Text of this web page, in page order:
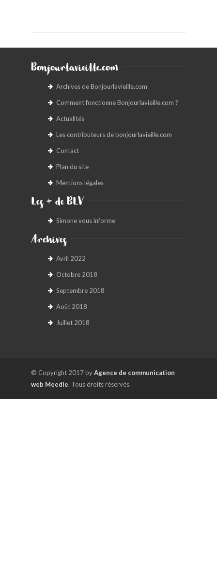
Bonjourlavieille.com
Archives de Bonjourlavieille.com
Comment fonctionne Bonjourlavieille.com ?
Actualités
Les contributeurs de bonjourlavieille.com
Contact
Plan du site
Mentions légales
Les + de BLV
Simone vous informe
Archives
Avril 2022
Octobre 2018
Septembre 2018
Août 2018
Juillet 2018
© Copyright 2017 byAgence de communication
web Meedle. Tous droits réservés.